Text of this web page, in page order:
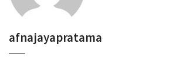
afnajayapratama